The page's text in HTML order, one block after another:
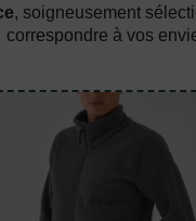
, soigneusement
correspondre à vos